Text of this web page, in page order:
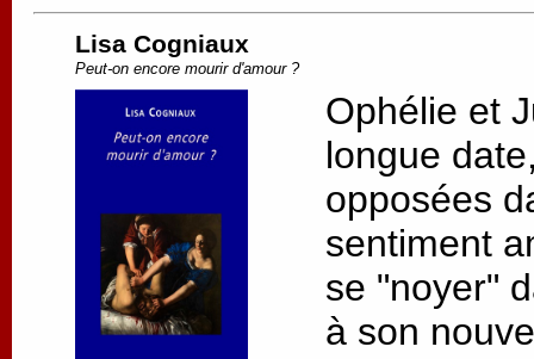
Lisa Cogniaux
Peut-on encore mourir d'amour ?
Ophélie et
longue
opposées
sentiment
se "noyer"
à son